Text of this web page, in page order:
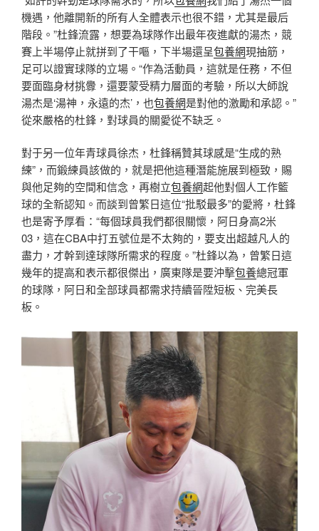
機遇，他離開新的所有人全體表示也很不錯，尤其是最后
階段。”杜鋒流露，想要為球隊作出最年夜進獻的湯杰，競
賽上半場停止就拼到了干嘔，下半場還呈包養網現抽筋，
足可以證實球隊的立場。“作為活動員，這就是任務，不但
要面臨身材挑釁，還要蒙受精力層面的考驗，所以大師說
湯杰是‘湯神，永遠的杰’，也包養網是對他的激勵和承認。”
從來嚴格的杜鋒，對球員的關愛從不缺乏。
對于另一位年青球員徐杰，杜鋒稱贊其球感是“生成的熟
練”，而鍛練員該做的，就是把他這種潛能施展到極致，賜
與他足夠的空間和信念，再樹立包養網起他對個人工作籃
球的全新認知。而談到曾繁日這位“批駁最多”的愛將，杜鋒
也是寄予厚看：“每個球員我們都很關懷，阿日身高2米
03，這在CBA中打五號位是不太夠的，要支出超越凡人的
盡力，才幹到達球隊所需求的程度。”杜鋒以為，曾繁日這
幾年的提高和表示都很傑出，廣東隊是要沖擊包養總冠軍
的球隊，阿日和全部球員都需求持續晉陞短板、完美長
板。